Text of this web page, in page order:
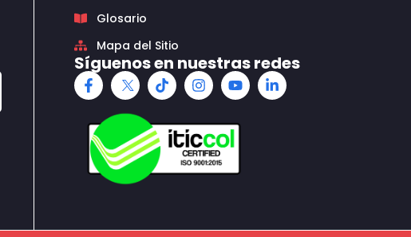
Glosario
Mapa del Sitio
Síguenos en nuestras redes